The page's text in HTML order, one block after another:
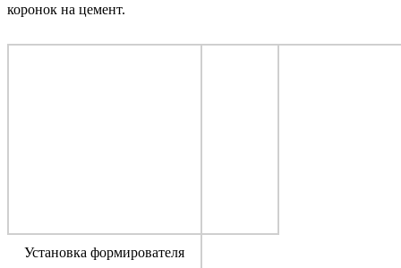
коронок на цемент.
Установка формирователя